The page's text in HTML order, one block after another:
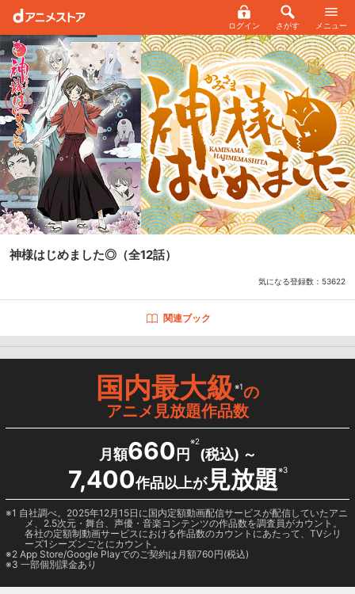
ログイン さがす メニュー
神様はじめました◎ （全12話）
気になる登録数： 53622
関連ブック
国内最大級※1の
アニメ見放題作品数
月額660 円
※2
(税込) ～
7,400作品以上が見放題※3
1 自社調べ。2025年12月15日に国内定額動画配信サービスが配信していたアニ
メ、2.5次元・舞台、声優・音楽コンテンツの作品数を調査員がカウント。
各社の定額制動画サービスにおける作品数のカウントにあたって、TVシリ
ーズ1シーズンごとにカウント。
2 App Store/Google Playでのご契約は月額760円(税込)
3 一部個別課金あり